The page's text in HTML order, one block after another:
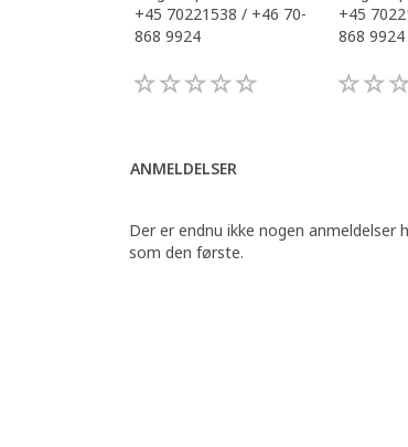
+45 70221538 / +46 70-
868 9924
+45
868 9924
ANMELDELSER
Der er endnu ikke nogen anmeldelser
som den første.